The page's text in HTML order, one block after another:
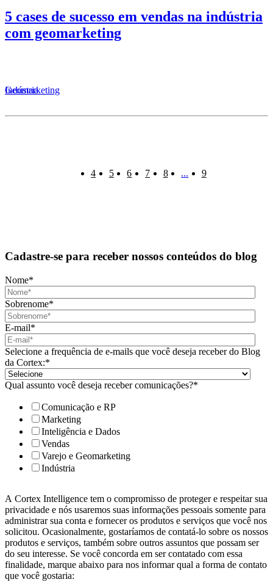
5 cases de sucesso em vendas na indústria
com geomarketing
Geomarketing
Indústria
4 5 6 7 8 ... 9
Cadastre-se para receber nossos conteúdos do blog
Nome*
Sobrenome*
E-mail*
Selecione a frequência de e-mails que você deseja receber do Blog
da Cortex:*
Qual assunto você deseja receber comunicações?*
Comunicação e RP
Marketing
Inteligência e Dados
Vendas
Varejo e Geomarketing
Indústria
A Cortex Intelligence tem o compromisso de proteger e respeitar sua
privacidade e nós usaremos suas informações pessoais somente para
administrar sua conta e fornecer os produtos e serviços que você nos
solicitou. Ocasionalmente, gostaríamos de contatá-lo sobre os nossos
produtos e serviços, também sobre outros assuntos que possam ser
do seu interesse. Se você concorda em ser contatado com essa
finalidade, marque abaixo para nos informar qual a forma de contato
que você gostaria: